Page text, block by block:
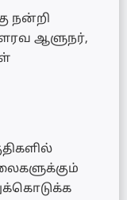
நன்றி
ஆளுநர்,